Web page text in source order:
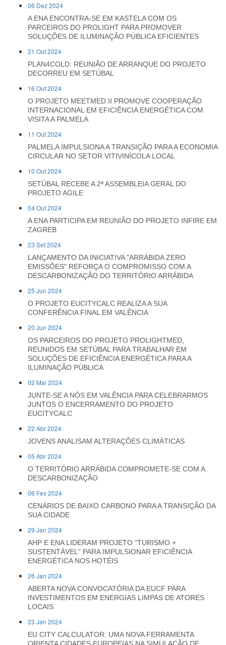
06 Dez 2024
A ENA ENCONTRA-SE EM KASTELA COM OS
PARCEIROS DO PROLIGHT PARA PROMOVER
SOLUÇÕES DE ILUMINAÇÃO PÚBLICA EFICIENTES
21 Out 2024
PLAN4COLD: REUNIÃO DE ARRANQUE DO PROJETO
DECORREU EM SETÚBAL
16 Out 2024
O PROJETO MEETMED II PROMOVE COOPERAÇÃO
INTERNACIONAL EM EFICIÊNCIA ENERGÉTICA COM
VISITA A PALMELA
11 Out 2024
PALMELA IMPULSIONA A TRANSIÇÃO PARA A ECONOMIA
CIRCULAR NO SETOR VITIVINÍCOLA LOCAL
10 Out 2024
SETÚBAL RECEBE A 2ª ASSEMBLEIA GERAL DO
PROJETO AGILE
04 Out 2024
A ENA PARTICIPA EM REUNIÃO DO PROJETO INFIRE EM
ZAGREB
23 Set 2024
LANÇAMENTO DA INICIATIVA "ARRÁBIDA ZERO
EMISSÕES" REFORÇA O COMPROMISSO COM A
DESCARBONIZAÇÃO DO TERRITÓRIO ARRÁBIDA
25 Jun 2024
O PROJETO EUCITYCALC REALIZA A SUA
CONFERÊNCIA FINAL EM VALÊNCIA
20 Jun 2024
OS PARCEIROS DO PROJETO PROLIGHTMED,
REUNIDOS EM SETÚBAL PARA TRABALHAR EM
SOLUÇÕES DE EFICIÊNCIA ENERGÉTICA PARA A
ILUMINAÇÃO PÚBLICA
02 Mai 2024
JUNTE-SE A NÓS EM VALÊNCIA PARA CELEBRARMOS
JUNTOS O ENCERRAMENTO DO PROJETO
EUCITYCALC
22 Abr 2024
JOVENS ANALISAM ALTERAÇÕES CLIMÁTICAS
05 Abr 2024
O TERRITÓRIO ARRÁBIDA COMPROMETE-SE COM A
DESCARBONIZAÇÃO
06 Fev 2024
CENÁRIOS DE BAIXO CARBONO PARA A TRANSIÇÃO DA
SUA CIDADE
29 Jan 2024
AHP E ENA LIDERAM PROJETO "TURISMO +
SUSTENTÁVEL" PARA IMPULSIONAR EFICIÊNCIA
ENERGÉTICA NOS HOTÉIS
26 Jan 2024
ABERTA NOVA CONVOCATÓRIA DA EUCF PARA
INVESTIMENTOS EM ENERGIAS LIMPAS DE ATORES
LOCAIS
23 Jan 2024
EU CITY CALCULATOR: UMA NOVA FERRAMENTA